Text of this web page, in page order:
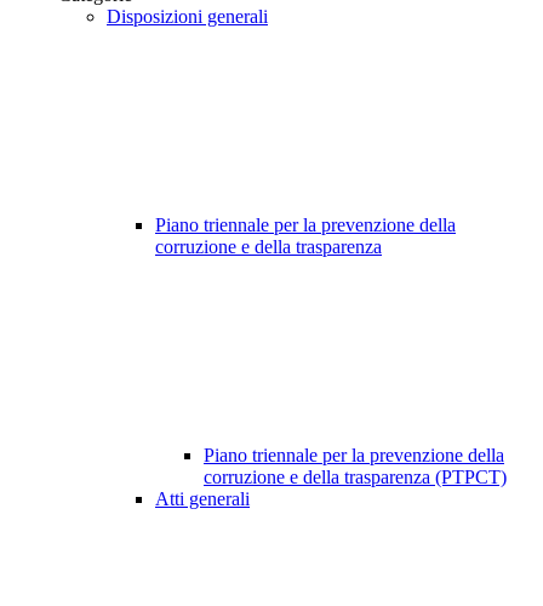
Disposizioni generali
Piano triennale per la prevenzione della
corruzione e della trasparenza
Piano triennale per la prevenzione della
corruzione e della trasparenza (PTPCT)
Atti generali